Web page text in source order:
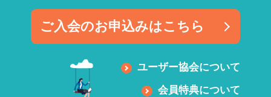
ご入会のお申込みはこちら
ユーザー協会について
会員特典について